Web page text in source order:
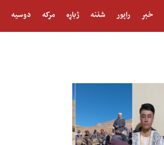
خبر راپور شننه ژباړه مرکه دوسیه